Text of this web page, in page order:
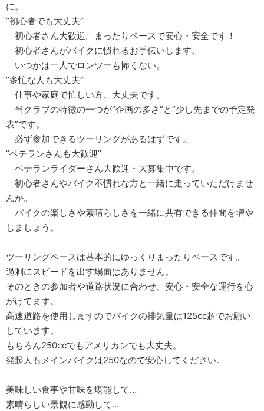
に。
”初心者でも大丈夫”
初心者さん大歓迎。まったりペースで安心・安全です！
初心者さんがバイクに慣れるお手伝いします。
いつかは一人でロンツーも怖くない。
”多忙な人も大丈夫”
仕事や家庭で忙しい方、大丈夫です。
当クラブの特徴の一つが”企画の多さ”と”少し先までの予定発
表”です。
必ず参加できるツーリングがあるはずです。
”ベテランさんも大歓迎”
ベテランライダーさん大歓迎・大募集中です。
初心者さんやバイク不慣れな方と一緒に走っていただけませ
んか。
バイクの楽しさや素晴らしさを一緒に共有できる仲間を増や
しましょう。
ツーリングペースは基本的にゆっくりまったりペースです。
過剰にスピードを出す場面はありません。
そのときの参加者や道路状況に合わせ、安心・安全な運行を心
がけてます。
高速道路を使用しますのでバイクの排気量は125cc超でお願い
しています。
もちろん250ccでもアメリカンでも大丈夫。
発起人もメインバイクは250なので安心してください。
美味しい食事や甘味を堪能して…
素晴らしい景観に感動して…